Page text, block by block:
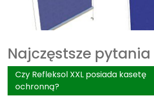
Najczęstsze pytania
Czy Refleksol XXL posiada kasetę
ochronną?